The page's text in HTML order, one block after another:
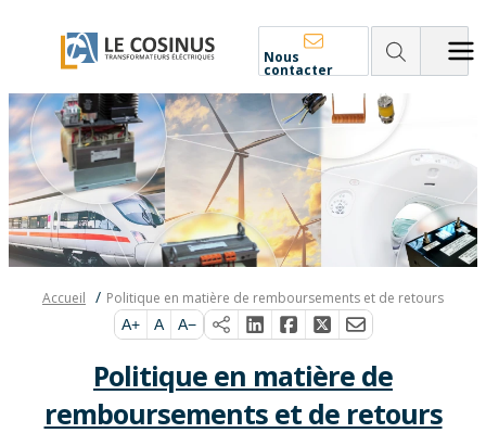
Nous
contacter
Accueil Politique en matière de remboursements et de retours
A+ A A−
Politique en matière de
remboursements et de retours